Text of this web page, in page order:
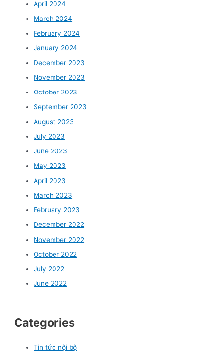
April 2024
March 2024
February 2024
January 2024
December 2023
November 2023
October 2023
September 2023
August 2023
July 2023
June 2023
May 2023
April 2023
March 2023
February 2023
December 2022
November 2022
October 2022
July 2022
June 2022
Categories
Tin tức nội bộ